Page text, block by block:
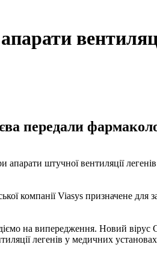
передали
апарати штучної вентиляції
компанії Viasys призначене для
на випередження. Новий
легенів у медичних